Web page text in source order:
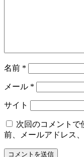
名前 *
メール *
サイト
次回のコメントで
前、メールアドレス